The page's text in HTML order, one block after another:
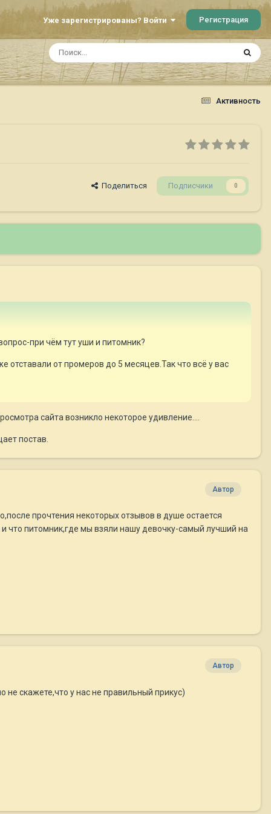
Уже зарегистрированы? Войти Регистрация
Активность
Поделиться Подписчики 0
при чём тут уши и питомник?
отставали от промеров до 5 месяцев.Так что всё у вас
сайта возникло некоторое удивление....
постав.
Автор
прочтения некоторых отзывов в душе остается
что питомник,где мы взяли нашу девочку-самый лучший на
Автор
скажете,что у нас не правильный прикус)